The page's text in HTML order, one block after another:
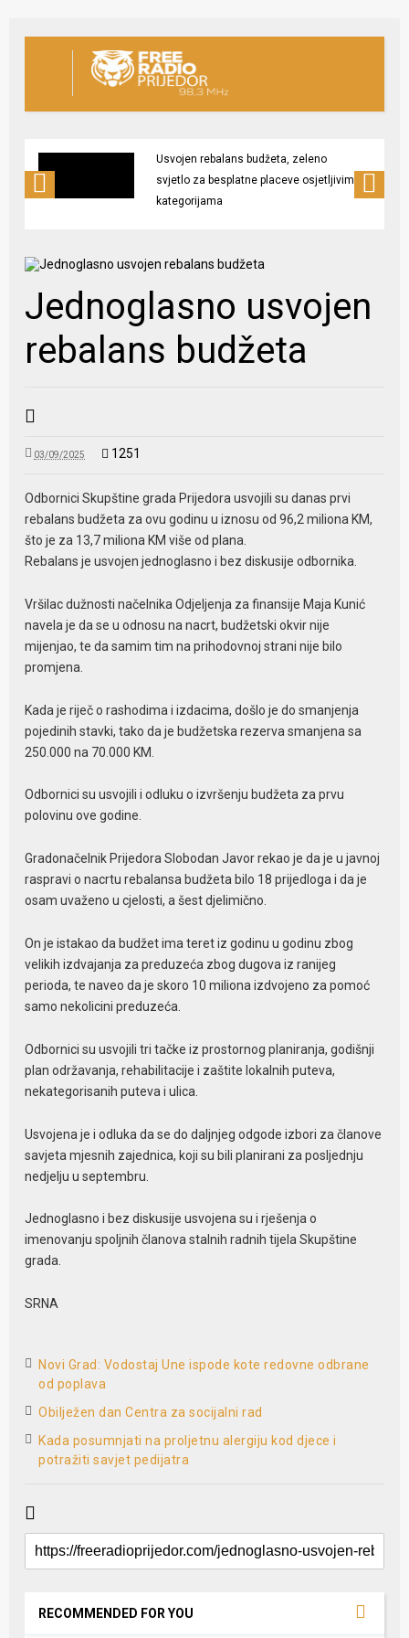
Usvojen rebalans budžeta, zeleno
svjetlo za besplatne placeve osjetljivim
kategorijama
Jednoglasno usvojen
rebalans budžeta
03/09/2025 1251
Odbornici Skupštine grada Prijedora usvojili su danas prvi
rebalans budžeta za ovu godinu u iznosu od 96,2 miliona KM,
što je za 13,7 miliona KM više od plana.
Rebalans je usvojen jednoglasno i bez diskusije odbornika.
Vršilac dužnosti načelnika Odjeljenja za finansije Maja Kunić
navela je da se u odnosu na nacrt, budžetski okvir nije
mijenjao, te da samim tim na prihodovnoj strani nije bilo
promjena.
Kada je riječ o rashodima i izdacima, došlo je do smanjenja
pojedinih stavki, tako da je budžetska rezerva smanjena sa
250.000 na 70.000 KM.
Odbornici su usvojili i odluku o izvršenju budžeta za prvu
polovinu ove godine.
Gradonačelnik Prijedora Slobodan Javor rekao je da je u javnoj
raspravi o nacrtu rebalansa budžeta bilo 18 prijedloga i da je
osam uvaženo u cjelosti, a šest djelimično.
On je istakao da budžet ima teret iz godinu u godinu zbog
velikih izdvajanja za preduzeća zbog dugova iz ranijeg
perioda, te naveo da je skoro 10 miliona izdvojeno za pomoć
samo nekolicini preduzeća.
Odbornici su usvojili tri tačke iz prostornog planiranja, godišnji
plan održavanja, rehabilitacije i zaštite lokalnih puteva,
nekategorisanih puteva i ulica.
Usvojena je i odluka da se do daljnjeg odgode izbori za članove
savjeta mjesnih zajednica, koji su bili planirani za posljednju
nedjelju u septembru.
Jednoglasno i bez diskusije usvojena su i rješenja o
imenovanju spoljnih članova stalnih radnih tijela Skupštine
grada.
SRNA
Novi Grad: Vodostaj Une ispode kote redovne odbrane
od poplava
Obilježen dan Centra za socijalni rad
Kada posumnjati na proljetnu alergiju kod djece i
potražiti savjet pedijatra
RECOMMENDED FOR YOU